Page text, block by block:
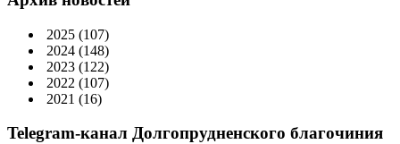
2025 (107)
2024 (148)
2023 (122)
2022 (107)
2021 (16)
Telegram-канал Долгопрудненского благочиния